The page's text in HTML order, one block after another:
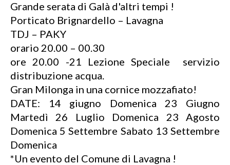
Grande serata di Galà d'altri tempi !
Porticato Brignardello – Lavagna
TDJ – PAKY
orario 20.00 – 00.30
ore 20.00 -21 Lezione Speciale servizio
distribuzione acqua.
Gran Milonga in una cornice mozzafiato!
DATE: 14 giugno Domenica 23 Giugno
Martedì 26 Luglio Domenica 23 Agosto
Domenica 5 Settembre Sabato 13 Settembre
Domenica
*Un evento del Comune di Lavagna !